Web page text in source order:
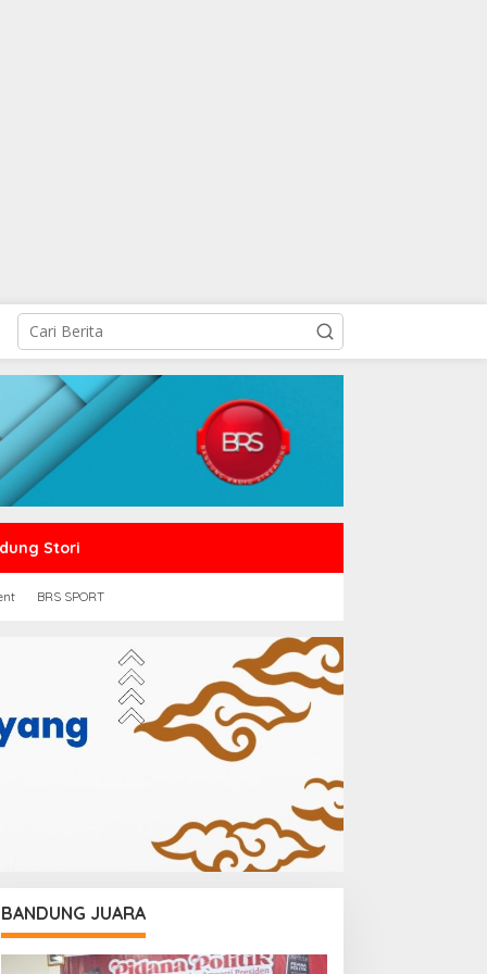
Stori
BRS SPORT
BANDUNG JUARA